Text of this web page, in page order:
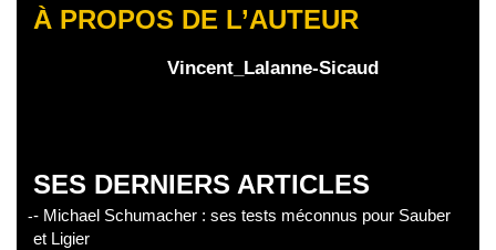
À PROPOS DE L’AUTEUR
Vincent_Lalanne-Sicaud
SES DERNIERS ARTICLES
- Michael Schumacher : ses tests méconnus pour Sauber
et Ligier